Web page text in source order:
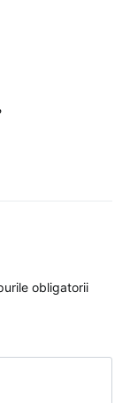
obligatorii